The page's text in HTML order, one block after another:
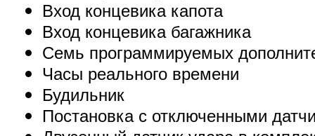
Вход концевика капота
Вход концевика багажника
Семь программируемых
Часы реального времени
Будильник
Постановка с отключенными